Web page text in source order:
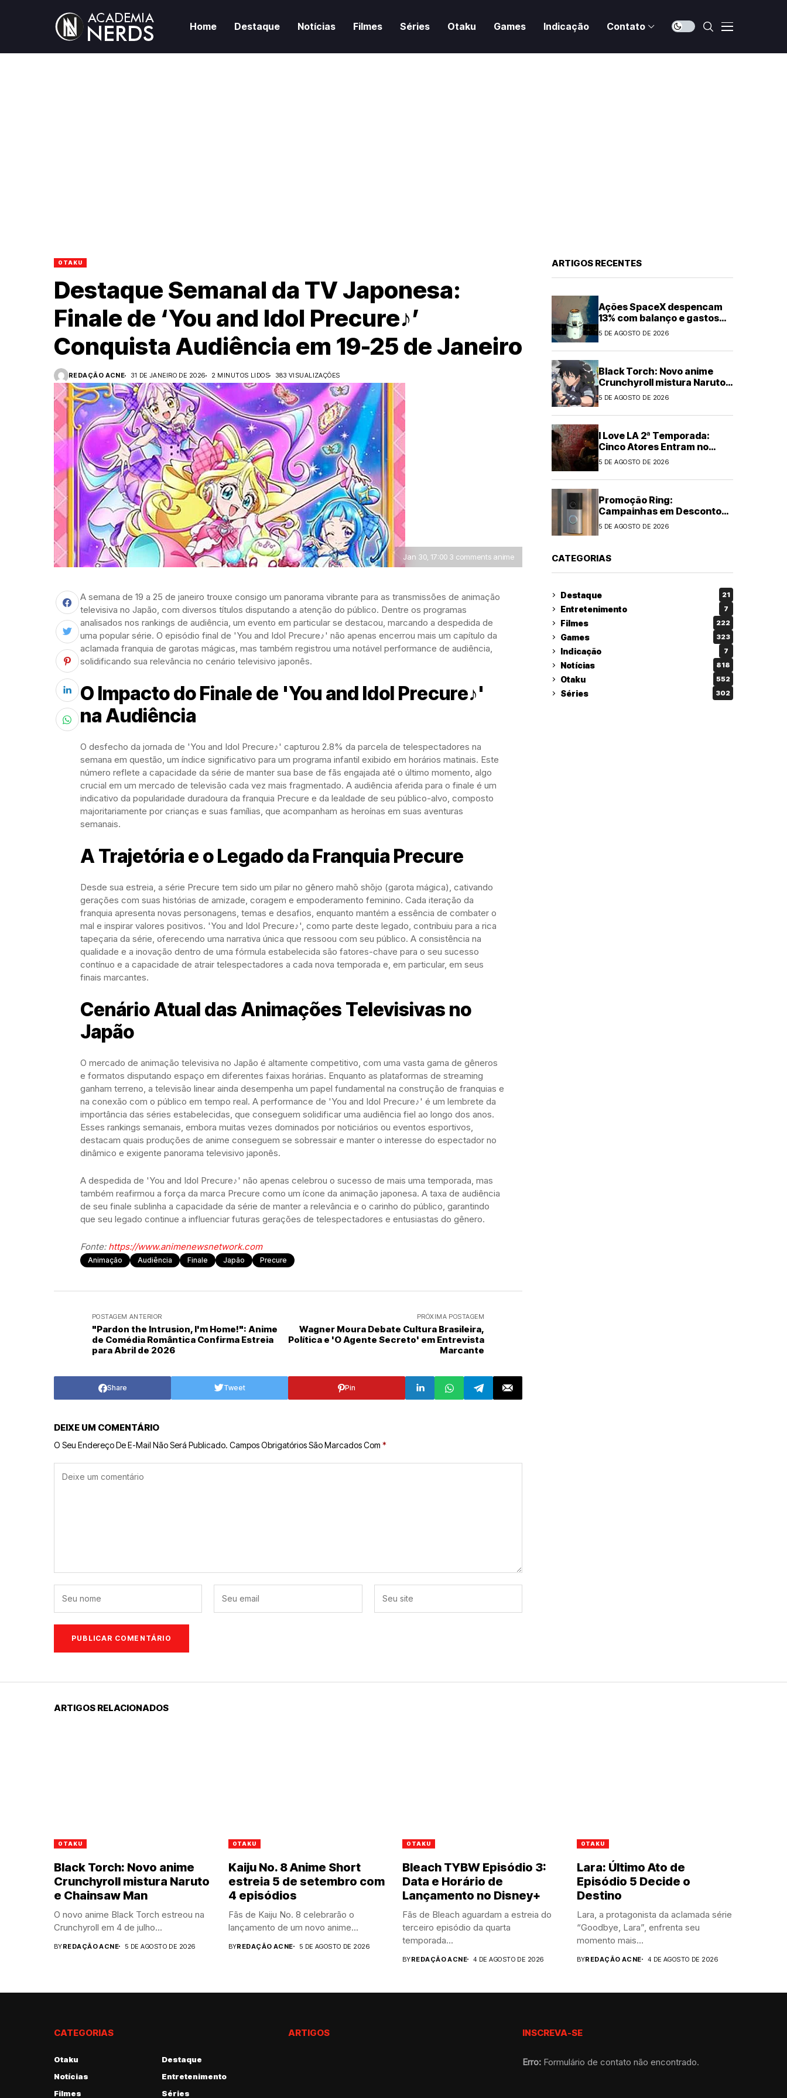
Home Destaque Notícias Filmes Séries Otaku Games Indicação Contato
OTAKU
Destaque Semanal da TV Japonesa:
Finale de ‘You and Idol Precure♪’
Conquista Audiência em 19-25 de Janeiro
REDAÇÃO ACNE 31 DE JANEIRO DE 2026 2 MINUTOS LIDOS 383 VISUALIZAÇÕES
Jan 30, 17:00 3 comments anime
A semana de 19 a 25 de janeiro trouxe consigo um panorama vibrante para as transmissões de animação
televisiva no Japão, com diversos títulos disputando a atenção do público. Dentre os programas
analisados nos rankings de audiência, um evento em particular se destacou, marcando a despedida de
uma popular série. O episódio final de 'You and Idol Precure♪' não apenas encerrou mais um capítulo da
aclamada franquia de garotas mágicas, mas também registrou uma notável performance de audiência,
solidificando sua relevância no cenário televisivo japonês.
O Impacto do Finale de 'You and Idol Precure♪'
na Audiência
O desfecho da jornada de 'You and Idol Precure♪' capturou 2.8% da parcela de telespectadores na
semana em questão, um índice significativo para um programa infantil exibido em horários matinais. Este
número reflete a capacidade da série de manter sua base de fãs engajada até o último momento, algo
crucial em um mercado de televisão cada vez mais fragmentado. A audiência aferida para o finale é um
indicativo da popularidade duradoura da franquia Precure e da lealdade de seu público-alvo, composto
majoritariamente por crianças e suas famílias, que acompanham as heroínas em suas aventuras
semanais.
A Trajetória e o Legado da Franquia Precure
Desde sua estreia, a série Precure tem sido um pilar no gênero mahō shōjo (garota mágica), cativando
gerações com suas histórias de amizade, coragem e empoderamento feminino. Cada iteração da
franquia apresenta novas personagens, temas e desafios, enquanto mantém a essência de combater o
mal e inspirar valores positivos. 'You and Idol Precure♪', como parte deste legado, contribuiu para a rica
tapeçaria da série, oferecendo uma narrativa única que ressoou com seu público. A consistência na
qualidade e a inovação dentro de uma fórmula estabelecida são fatores-chave para o seu sucesso
contínuo e a capacidade de atrair telespectadores a cada nova temporada e, em particular, em seus
finais marcantes.
Cenário Atual das Animações Televisivas no
Japão
O mercado de animação televisiva no Japão é altamente competitivo, com uma vasta gama de gêneros
e formatos disputando espaço em diferentes faixas horárias. Enquanto as plataformas de streaming
ganham terreno, a televisão linear ainda desempenha um papel fundamental na construção de franquias e
na conexão com o público em tempo real. A performance de 'You and Idol Precure♪' é um lembrete da
importância das séries estabelecidas, que conseguem solidificar uma audiência fiel ao longo dos anos.
Esses rankings semanais, embora muitas vezes dominados por noticiários ou eventos esportivos,
destacam quais produções de anime conseguem se sobressair e manter o interesse do espectador no
dinâmico e exigente panorama televisivo japonês.
A despedida de 'You and Idol Precure♪' não apenas celebrou o sucesso de mais uma temporada, mas
também reafirmou a força da marca Precure como um ícone da animação japonesa. A taxa de audiência
de seu finale sublinha a capacidade da série de manter a relevância e o carinho do público, garantindo
que seu legado continue a influenciar futuras gerações de telespectadores e entusiastas do gênero.
Fonte: https://www.animenewsnetwork.com
Animação Audiência Finale Japão Precure
POSTAGEM ANTERIOR
"Pardon the Intrusion, I'm Home!": Anime
de Comédia Romântica Confirma Estreia
para Abril de 2026
PRÓXIMA POSTAGEM
Wagner Moura Debate Cultura Brasileira,
Política e 'O Agente Secreto' em Entrevista
Marcante
Share Tweet Pin
DEIXE UM COMENTÁRIO
O Seu Endereço De E-Mail Não Será Publicado. Campos Obrigatórios São Marcados Com *
ARTIGOS RECENTES
Ações SpaceX despencam
13% com balanço e gastos
em IA
5 DE AGOSTO DE 2026
Black Torch: Novo anime
Crunchyroll mistura Naruto e
Chainsaw Man
5 DE AGOSTO DE 2026
I Love LA 2ª Temporada:
Cinco Atores Entram no
Elenco
5 DE AGOSTO DE 2026
Promoção Ring:
Campainhas em Desconto
de Até US$60
5 DE AGOSTO DE 2026
CATEGORIAS
Destaque 21
Entretenimento 7
Filmes 222
Games 323
Indicação 7
Notícias 818
Otaku 552
Séries 302
ARTIGOS RELACIONADOS
OTAKU
Black Torch: Novo anime
Crunchyroll mistura Naruto
e Chainsaw Man
O novo anime Black Torch estreou na
Crunchyroll em 4 de julho...
BYREDAÇÃO ACNE 5 DE AGOSTO DE 2026
OTAKU
Kaiju No. 8 Anime Short
estreia 5 de setembro com
4 episódios
Fãs de Kaiju No. 8 celebrarão o
lançamento de um novo anime...
BYREDAÇÃO ACNE 5 DE AGOSTO DE 2026
OTAKU
Bleach TYBW Episódio 3:
Data e Horário de
Lançamento no Disney+
Fãs de Bleach aguardam a estreia do
terceiro episódio da quarta
temporada...
BYREDAÇÃO ACNE 4 DE AGOSTO DE 2026
OTAKU
Lara: Último Ato de
Episódio 5 Decide o
Destino
Lara, a protagonista da aclamada série
“Goodbye, Lara”, enfrenta seu
momento mais...
BYREDAÇÃO ACNE 4 DE AGOSTO DE 2026
CATEGORIAS
Otaku
Destaque
Notícias
Entretenimento
Filmes
Séries
ARTIGOS INSCREVA-SE
Erro: Formulário de contato não encontrado.